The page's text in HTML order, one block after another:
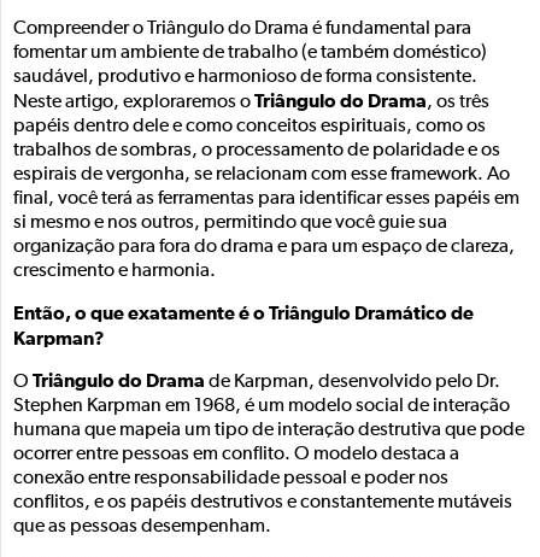
Compreender o Triângulo do Drama é fundamental para
fomentar um ambiente de trabalho (e também doméstico)
saudável, produtivo e harmonioso de forma consistente.
Neste artigo, exploraremos oTriângulo do Drama, os três
papéis dentro dele e como conceitos espirituais, como os
trabalhos de sombras, o processamento de polaridade e os
espirais de vergonha, se relacionam com esse framework. Ao
final, você terá as ferramentas para identificar esses papéis em
si mesmo e nos outros, permitindo que você guie sua
organização para fora do drama e para um espaço de clareza,
crescimento e harmonia.
Então, o que exatamente é o Triângulo Dramático de
Karpman?
O Triângulo do Drama de Karpman, desenvolvido pelo Dr.
Stephen Karpman em 1968, é um modelo social de interação
humana que mapeia um tipo de interação destrutiva que pode
ocorrer entre pessoas em conflito. O modelo destaca a
conexão entre responsabilidade pessoal e poder nos
conflitos, e os papéis destrutivos e constantemente mutáveis
que as pessoas desempenham.